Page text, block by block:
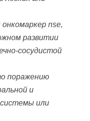
nse,
развитии
сосудистой
поражению
и
или